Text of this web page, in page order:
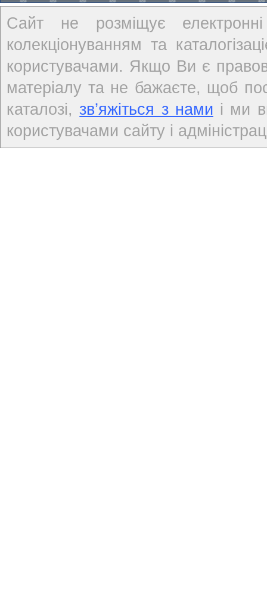
Сайт не розміщує
колекціонуванням та
користувачами. Якщо Ви є
матеріалу та не бажаєте, щоб
каталозі,зв’яжіться з нами і ми
користувачами сайту і